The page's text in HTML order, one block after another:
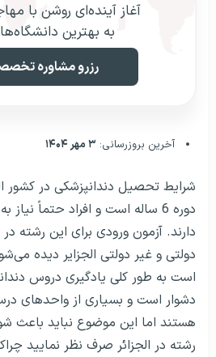
آغاز آینده‌ای روشن با
به بهترین
رزرو مشاوره
آخرین بروزرسانی: ۳ مهر ۱۴۰۴
شرایط تحصیل دندانپزشکی در کشور
دوره 6 ساله است و افراد حتماً
دارند. آزمون ورودی برای این رشته
دولتی و غیر دولتی الجزایر دیده
است به طور کلی یادگیری دروس
دشوار است و بسیاری از واحدهای
هستند اما این موضوع نباید باعث
رشته در الجزائر صرف نظر نمایید